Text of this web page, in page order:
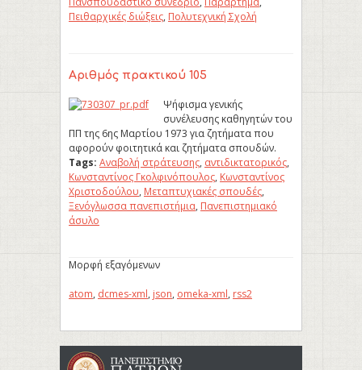
Πειθαρχικές διώξεις, Πολυτεχνική Σχολή
Αριθμός πρακτικού 105
Ψήφισμα γενικής
συνέλευσης καθηγητών του
ΠΠ της 6ης Μαρτίου 1973 για ζητήματα που
αφορούν φοιτητικά και ζητήματα σπουδών.
Tags: Αναβολή στράτευσης, αντιδικτατορικός,
Κωνσταντίνος Γκολφινόπουλος, Κωνσταντίνος
Χριστοδούλου, Μεταπτυχιακές σπουδές,
Ξενόγλωσσα πανεπιστήμια, Πανεπιστημιακό
άσυλο
Μορφή εξαγόμενων
atom, dcmes-xml, json, omeka-xml, rss2